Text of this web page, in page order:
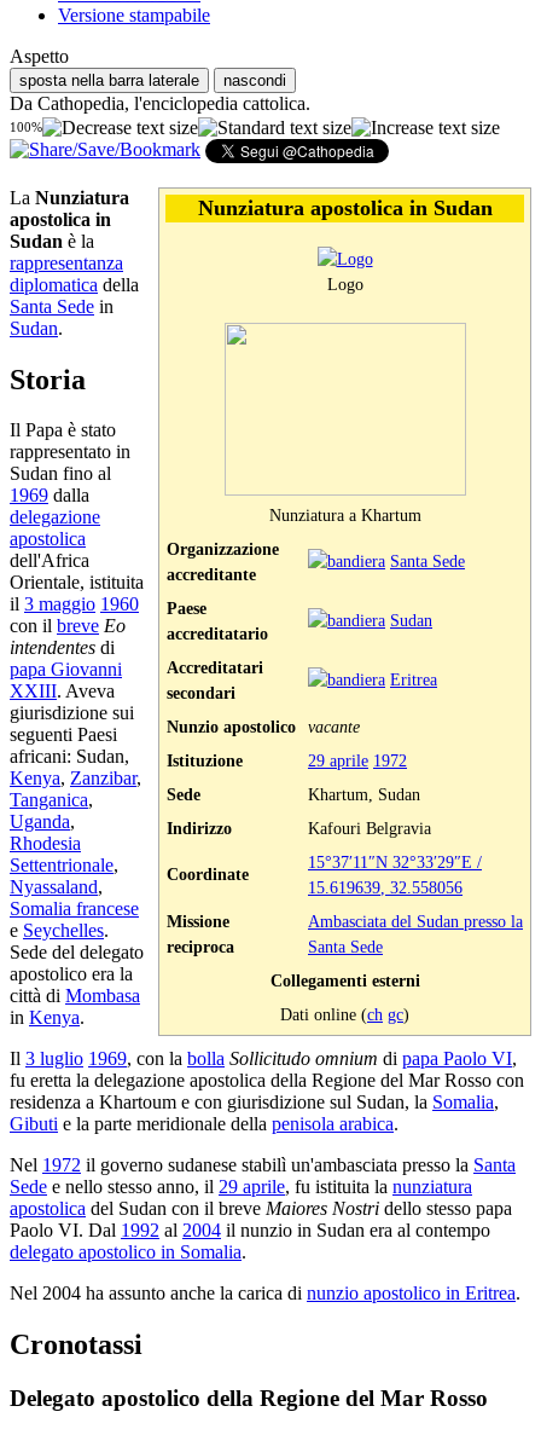
Versione stampabile
Aspetto
sposta nella barra laterale nascondi
Da Cathopedia, l'enciclopedia cattolica.
100%
Nunziatura apostolica in Sudan
Logo
Nunziatura a Khartum
Organizzazione
accreditante
Santa Sede
Paese
accreditatario
Sudan
Accreditatari
secondari
Eritrea
Nunzio apostolico
vacante
Istituzione
29 aprile 1972
Sede
Khartum, Sudan
Indirizzo
Kafouri Belgravia
Coordinate
15°37′11″N 32°33′29″E /
15.619639 32.558056
Missione
reciproca
Ambasciata del Sudan presso la
Santa Sede
Collegamenti esterni
Dati online (ch gc)
La Nunziatura
apostolica in
Sudan è la
rappresentanza
diplomatica della
Santa Sede in
Sudan.
Storia
Il Papa è stato
rappresentato in
Sudan fino al
1969 dalla
delegazione
apostolica
dell'Africa
Orientale, istituita
il 3 maggio 1960
con il breve Eo
intendentes di
papa Giovanni
XXIII. Aveva
giurisdizione sui
seguenti Paesi
africani: Sudan,
Kenya, Zanzibar,
Tanganica,
Uganda,
Rhodesia
Settentrionale,
Nyassaland,
Somalia francese
e Seychelles.
Sede del delegato
apostolico era la
città di Mombasa
in Kenya.
Il 3 luglio 1969, con la bolla Sollicitudo omnium di papa Paolo VI,
fu eretta la delegazione apostolica della Regione del Mar Rosso con
residenza a Khartoum e con giurisdizione sul Sudan, la Somalia,
Gibuti e la parte meridionale della penisola arabica.
Nel 1972 il governo sudanese stabilì un'ambasciata presso la Santa
Sede e nello stesso anno, il 29 aprile, fu istituita la nunziatura
apostolica del Sudan con il breve Maiores Nostri dello stesso papa
Paolo VI. Dal 1992 al 2004 il nunzio in Sudan era al contempo
delegato apostolico in Somalia.
Nel 2004 ha assunto anche la carica di nunzio apostolico in Eritrea.
Cronotassi
Delegato apostolico della Regione del Mar Rosso